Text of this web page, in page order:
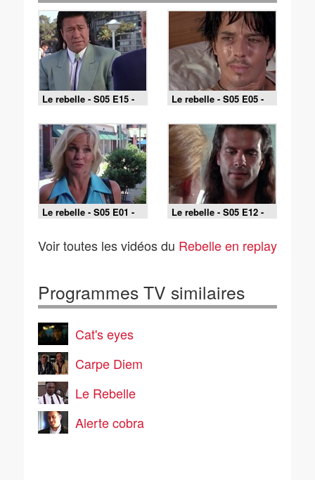
Le rebelle - S05 E15 -
Tueur en série cherche
victime
Le rebelle - S05 E05 -
Star à la dérive
Le rebelle - S05 E01 -
Nouvelle recrue
Le rebelle - S05 E12 -
La fête des pères
Voir toutes les vidéos du Rebelle en replay
Programmes TV similaires
Cat's eyes
Carpe Diem
Le Rebelle
Alerte cobra